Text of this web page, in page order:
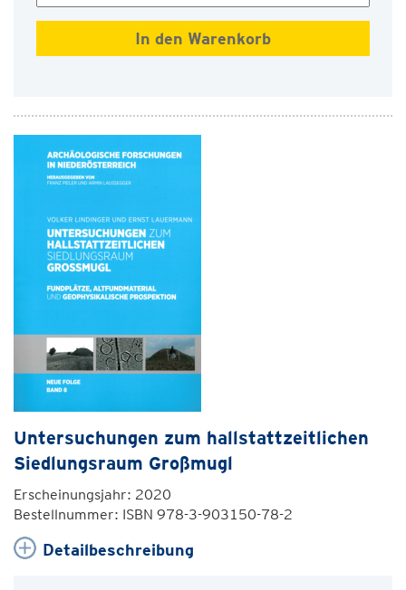
Untersuchungen zum hallstattzeitlichen
Siedlungsraum Großmugl
Erscheinungsjahr: 2020
Bestellnummer: ISBN 978-3-903150-78-2
Detailbeschreibung